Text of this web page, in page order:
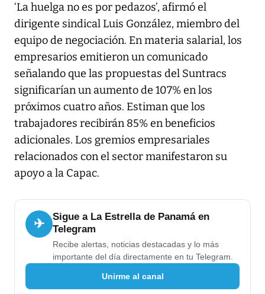
‘La huelga no es por pedazos’, afirmó el
dirigente sindical Luis González, miembro del
equipo de negociación. En materia salarial, los
empresarios emitieron un comunicado
señalando que las propuestas del Suntracs
significarían un aumento de 107% en los
próximos cuatro años. Estiman que los
trabajadores recibirán 85% en beneficios
adicionales. Los gremios empresariales
relacionados con el sector manifestaron su
apoyo a la Capac.
✈
Sigue a La Estrella de Panamá en
Telegram
Recibe alertas, noticias destacadas y lo más
importante del día directamente en tu Telegram.
Unirme al canal